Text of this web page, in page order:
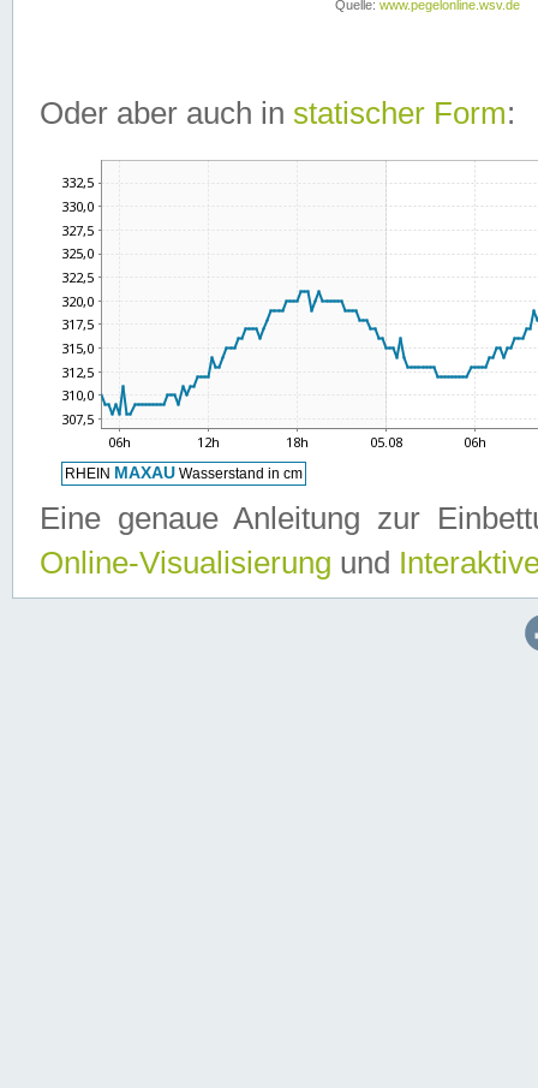
Oder aber auch in statischer Form:
Eine genaue Anleitung zur
Online-Visualisierung und